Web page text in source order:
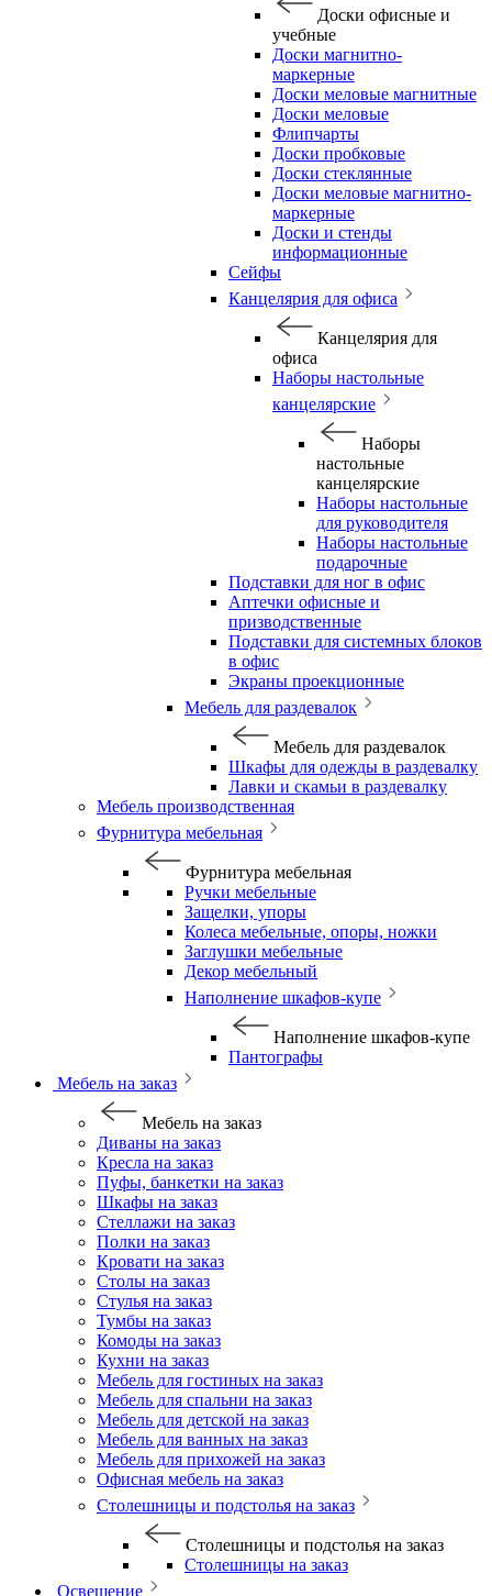
Доски офисные и
учебные
Доски магнитно-
маркерные
Доски меловые магнитные
Доски меловые
Флипчарты
Доски пробковые
Доски стеклянные
Доски меловые магнитно-
маркерные
Доски и стенды
информационные
Сейфы
Канцелярия для офиса
Канцелярия для
офиса
Наборы настольные
канцелярские
Наборы
настольные
канцелярские
Наборы настольные
для руководителя
Наборы настольные
подарочные
Подставки для ног в офис
Аптечки офисные и
призводственные
Подставки для системных блоков
в офис
Экраны проекционные
Мебель для раздевалок
Мебель для раздевалок
Шкафы для одежды в раздевалку
Лавки и скамьи в раздевалку
Мебель производственная
Фурнитура мебельная
Фурнитура мебельная
Ручки мебельные
Защелки, упоры
Колеса мебельные, опоры, ножки
Заглушки мебельные
Декор мебельный
Наполнение шкафов-купе
Наполнение шкафов-купе
Пантографы
Мебель на заказ
Мебель на заказ
Диваны на заказ
Кресла на заказ
Пуфы, банкетки на заказ
Шкафы на заказ
Стеллажи на заказ
Полки на заказ
Кровати на заказ
Столы на заказ
Стулья на заказ
Тумбы на заказ
Комоды на заказ
Кухни на заказ
Мебель для гостиных на заказ
Мебель для спальни на заказ
Мебель для детской на заказ
Мебель для ванных на заказ
Мебель для прихожей на заказ
Офисная мебель на заказ
Столешницы и подстолья на заказ
Столешницы и подстолья на заказ
Столешницы на заказ
Освещение